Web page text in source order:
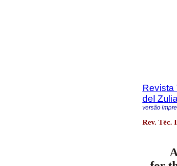
Revista
del Zulia
versão
Rev. Téc.